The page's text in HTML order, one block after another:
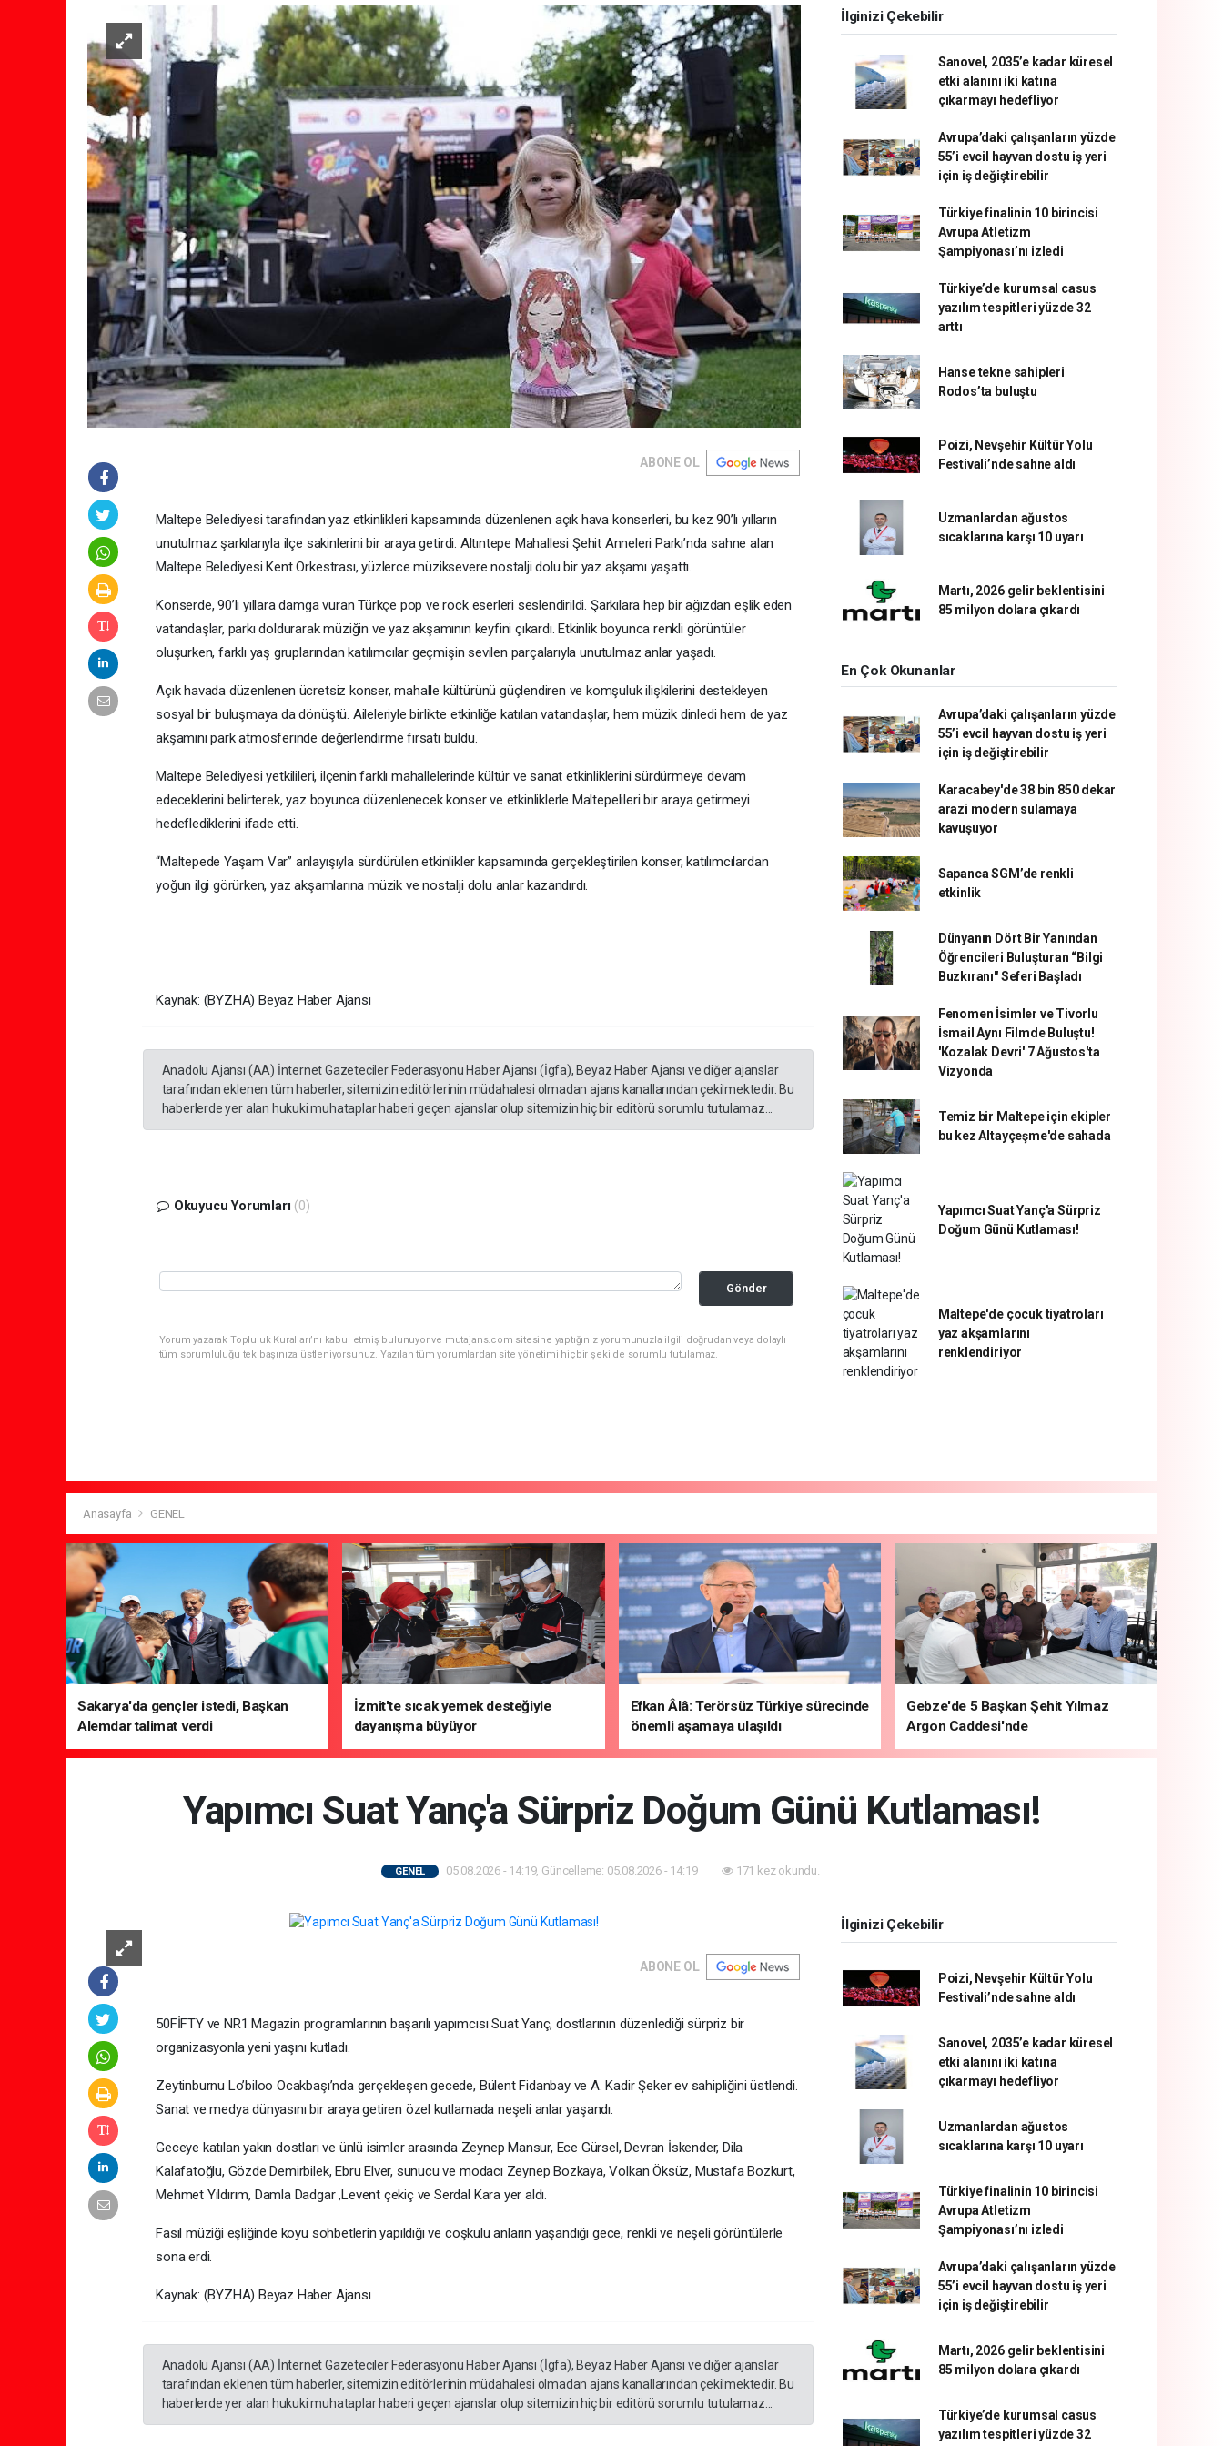
ABONE OL
Maltepe Belediyesi tarafından yaz etkinlikleri kapsamında düzenlenen açık hava konserleri, bu kez 90’lı yılların
unutulmaz şarkılarıyla ilçe sakinlerini bir araya getirdi. Altıntepe Mahallesi Şehit Anneleri Parkı’nda sahne alan
Maltepe Belediyesi Kent Orkestrası, yüzlerce müziksevere nostalji dolu bir yaz akşamı yaşattı.
Konserde, 90’lı yıllara damga vuran Türkçe pop ve rock eserleri seslendirildi. Şarkılara hep bir ağızdan eşlik eden
vatandaşlar, parkı doldurarak müziğin ve yaz akşamının keyfini çıkardı. Etkinlik boyunca renkli görüntüler
oluşurken, farklı yaş gruplarından katılımcılar geçmişin sevilen parçalarıyla unutulmaz anlar yaşadı.
Açık havada düzenlenen ücretsiz konser, mahalle kültürünü güçlendiren ve komşuluk ilişkilerini destekleyen
sosyal bir buluşmaya da dönüştü. Aileleriyle birlikte etkinliğe katılan vatandaşlar, hem müzik dinledi hem de yaz
akşamını park atmosferinde değerlendirme fırsatı buldu.
Maltepe Belediyesi yetkilileri, ilçenin farklı mahallelerinde kültür ve sanat etkinliklerini sürdürmeye devam
edeceklerini belirterek, yaz boyunca düzenlenecek konser ve etkinliklerle Maltepelileri bir araya getirmeyi
hedeflediklerini ifade etti.
“Maltepede Yaşam Var” anlayışıyla sürdürülen etkinlikler kapsamında gerçekleştirilen konser, katılımcılardan
yoğun ilgi görürken, yaz akşamlarına müzik ve nostalji dolu anlar kazandırdı.
Kaynak: (BYZHA) Beyaz Haber Ajansı
Anadolu Ajansı (AA) İnternet Gazeteciler Federasyonu Haber Ajansı (İgfa), Beyaz Haber Ajansı ve diğer ajanslar
tarafından eklenen tüm haberler, sitemizin editörlerinin müdahalesi olmadan ajans kanallarından çekilmektedir. Bu
haberlerde yer alan hukuki muhataplar haberi geçen ajanslar olup sitemizin hiç bir editörü sorumlu tutulamaz...
Okuyucu Yorumları (0)
Gönder
Yorum yazarak Topluluk Kuralları’nı kabul etmiş bulunuyor ve mutajans.com sitesine yaptığınız yorumunuzla ilgili doğrudan veya dolaylı
tüm sorumluluğu tek başınıza üstleniyorsunuz. Yazılan tüm yorumlardan site yönetimi hiçbir şekilde sorumlu tutulamaz.
İlginizi Çekebilir
Sanovel, 2035’e kadar küresel
etki alanını iki katına
çıkarmayı hedefliyor
Avrupa’daki çalışanların yüzde
55’i evcil hayvan dostu iş yeri
için iş değiştirebilir
Türkiye finalinin 10 birincisi
Avrupa Atletizm
Şampiyonası’nı izledi
Türkiye’de kurumsal casus
yazılım tespitleri yüzde 32
arttı
Hanse tekne sahipleri
Rodos’ta buluştu
Poizi, Nevşehir Kültür Yolu
Festivali’nde sahne aldı
Uzmanlardan ağustos
sıcaklarına karşı 10 uyarı
Martı, 2026 gelir beklentisini
85 milyon dolara çıkardı
En Çok Okunanlar
Avrupa’daki çalışanların yüzde
55’i evcil hayvan dostu iş yeri
için iş değiştirebilir
Karacabey'de 38 bin 850 dekar
arazi modern sulamaya
kavuşuyor
Sapanca SGM’de renkli
etkinlik
Dünyanın Dört Bir Yanından
Öğrencileri Buluşturan “Bilgi
Buzkıranı" Seferi Başladı
Fenomen İsimler ve Tivorlu
İsmail Aynı Filmde Buluştu!
'Kozalak Devri' 7 Ağustos'ta
Vizyonda
Temiz bir Maltepe için ekipler
bu kez Altayçeşme'de sahada
Yapımcı Suat Yanç'a Sürpriz
Doğum Günü Kutlaması!
Maltepe'de çocuk tiyatroları
yaz akşamlarını
renklendiriyor
Anasayfa GENEL
Sakarya'da gençler istedi, Başkan
Alemdar talimat verdi
İzmit'te sıcak yemek desteğiyle
dayanışma büyüyor
Efkan Âlâ: Terörsüz Türkiye sürecinde
önemli aşamaya ulaşıldı
Gebze'de 5 Başkan Şehit Yılmaz
Argon Caddesi'nde
Yapımcı Suat Yanç'a Sürpriz Doğum Günü Kutlaması!
GENEL 05.08.2026 - 14:19, Güncelleme: 05.08.2026 - 14:19 171 kez okundu.
ABONE OL
50FİFTY ve NR1 Magazin programlarının başarılı yapımcısı Suat Yanç, dostlarının düzenlediği sürpriz bir
organizasyonla yeni yaşını kutladı.
Zeytinburnu Lo’biloo Ocakbaşı’nda gerçekleşen gecede, Bülent Fidanbay ve A. Kadir Şeker ev sahipliğini üstlendi.
Sanat ve medya dünyasını bir araya getiren özel kutlamada neşeli anlar yaşandı.
Geceye katılan yakın dostları ve ünlü isimler arasında Zeynep Mansur, Ece Gürsel, Devran İskender, Dila
Kalafatoğlu, Gözde Demirbilek, Ebru Elver, sunucu ve modacı Zeynep Bozkaya, Volkan Öksüz, Mustafa Bozkurt,
Mehmet Yıldırım, Damla Dadgar ,Levent çekiç ve Serdal Kara yer aldı.
Fasıl müziği eşliğinde koyu sohbetlerin yapıldığı ve coşkulu anların yaşandığı gece, renkli ve neşeli görüntülerle
sona erdi.
Kaynak: (BYZHA) Beyaz Haber Ajansı
Anadolu Ajansı (AA) İnternet Gazeteciler Federasyonu Haber Ajansı (İgfa), Beyaz Haber Ajansı ve diğer ajanslar
tarafından eklenen tüm haberler, sitemizin editörlerinin müdahalesi olmadan ajans kanallarından çekilmektedir. Bu
haberlerde yer alan hukuki muhataplar haberi geçen ajanslar olup sitemizin hiç bir editörü sorumlu tutulamaz...
İlginizi Çekebilir
Poizi, Nevşehir Kültür Yolu
Festivali’nde sahne aldı
Sanovel, 2035’e kadar küresel
etki alanını iki katına
çıkarmayı hedefliyor
Uzmanlardan ağustos
sıcaklarına karşı 10 uyarı
Türkiye finalinin 10 birincisi
Avrupa Atletizm
Şampiyonası’nı izledi
Avrupa’daki çalışanların yüzde
55’i evcil hayvan dostu iş yeri
için iş değiştirebilir
Martı, 2026 gelir beklentisini
85 milyon dolara çıkardı
Türkiye’de kurumsal casus
yazılım tespitleri yüzde 32